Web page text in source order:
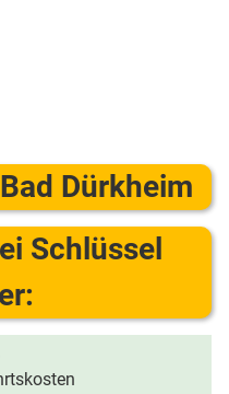
Dürkheim
Schlüssel